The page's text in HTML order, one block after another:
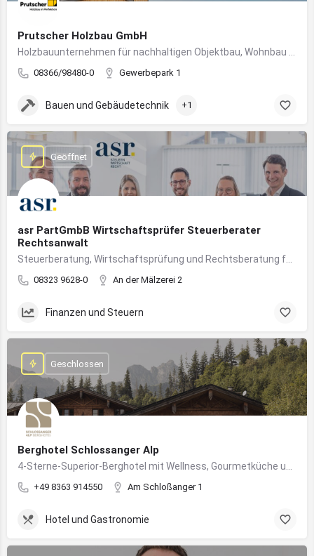
Prutscher Holzbau GmbH
08366/98480-0 Gewerbepark 1
Bauen und Gebäudetechnik +1
asr PartGmbB Wirtschaftsprüfer Steuerberater
Rechtsanwalt
08323 9628-0 An der Mälzerei 2
Geöffnet
Finanzen und Steuern
Berghotel Schlossanger Alp
+49 8363 914550 Am Schloßanger 1
Geschlossen
Hotel und Gastronomie